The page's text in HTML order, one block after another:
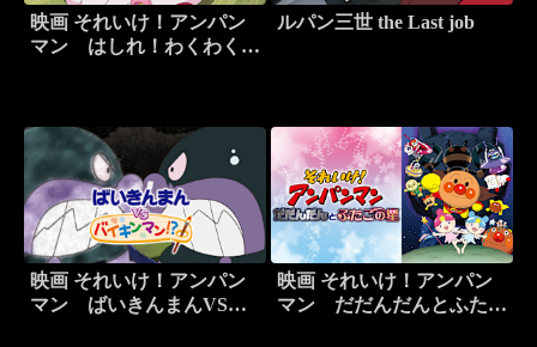
映画 それいけ！アンパン
マン はしれ！わくわくア
ルパン三世 the Last job
映画 それいけ！アンパン
マン ばいきんまんVSバ
映画 それいけ！アンパン
マン だだんだんとふたご